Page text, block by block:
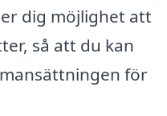
dig möjlighet att
så att du kan
för